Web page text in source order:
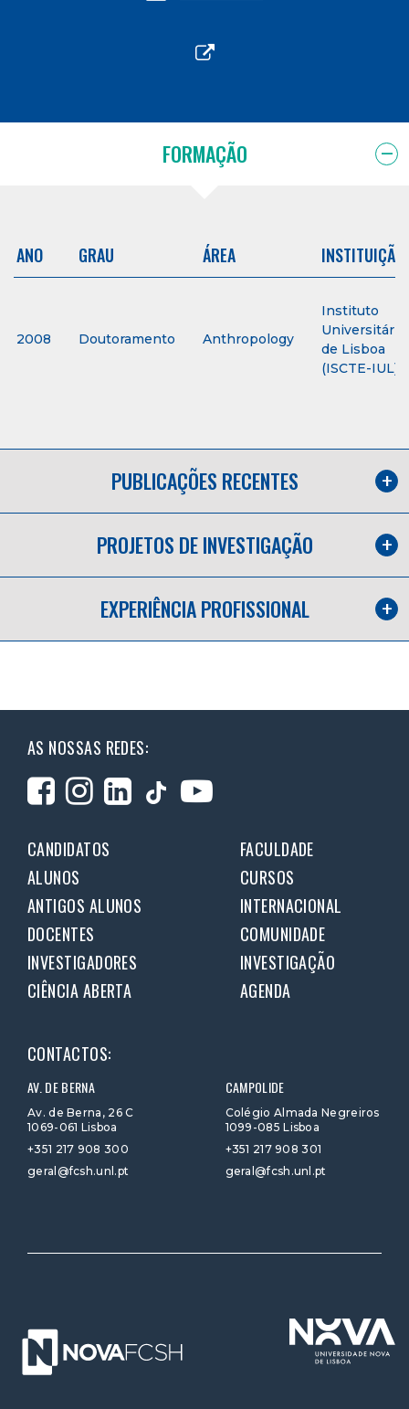
FORMAÇÃO
ANO GRAU ÁREA INSTITUIÇÃO
2008 Doutoramento Anthropology
Instituto
Universitário
de Lisboa
(ISCTE-IUL)
PUBLICAÇÕES RECENTES
PROJETOS DE INVESTIGAÇÃO
EXPERIÊNCIA PROFISSIONAL
AS NOSSAS REDES:
CANDIDATOS
FACULDADE
ALUNOS
CURSOS
ANTIGOS ALUNOS
INTERNACIONAL
DOCENTES
COMUNIDADE
INVESTIGADORES
INVESTIGAÇÃO
CIÊNCIA ABERTA
AGENDA
CONTACTOS:
AV. DE BERNA
Av. de Berna, 26 C
1069-061 Lisboa
+351 217 908 300
geral@fcsh.unl.pt
CAMPOLIDE
Colégio Almada Negreiros
1099-085 Lisboa
+351 217 908 301
geral@fcsh.unl.pt